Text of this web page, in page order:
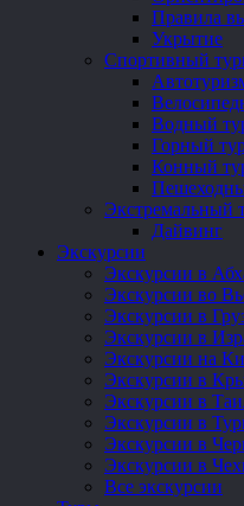
Правила
Укрытие
Спортивный
Водный
Горный
Конный
Экстремальный
Дайвинг
Экскурсии
Экскурсии в
Экскурсии во
Экскурсии в
Экскурсии в
Экскурсии на
Экскурсии в
Экскурсии в
Экскурсии в
Экскурсии в
Экскурсии в
Все экскурсии